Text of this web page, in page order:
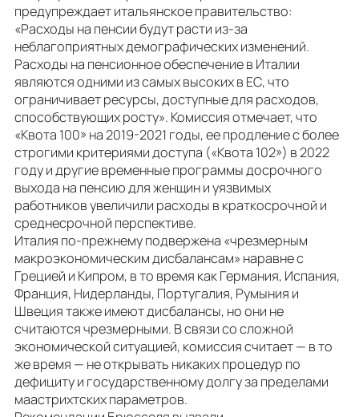
предупреждает итальянское правительство:
«Расходы на пенсии будут расти из-за
неблагоприятных демографических изменений.
Расходы на пенсионное обеспечение в Италии
являются одними из самых высоких в ЕС, что
ограничивает ресурсы, доступные для расходов,
способствующих росту». Комиссия отмечает, что
«Квота 100» на 2019-2021 годы, ее продление с более
строгими критериями доступа («Квота 102») в 2022
году и другие временные программы досрочного
выхода на пенсию для женщин и уязвимых
работников увеличили расходы в краткосрочной и
среднесрочной перспективе.
Италия по-прежнему подвержена «чрезмерным
макроэкономическим дисбалансам» наравне с
Грецией и Кипром, в то время как Германия, Испания,
Франция, Нидерланды, Португалия, Румыния и
Швеция также имеют дисбалансы, но они не
считаются чрезмерными. В связи со сложной
экономической ситуацией, комиссия считает — в то
же время — не открывать никаких процедур по
дефициту и государственному долгу за пределами
маастрихтских параметров.